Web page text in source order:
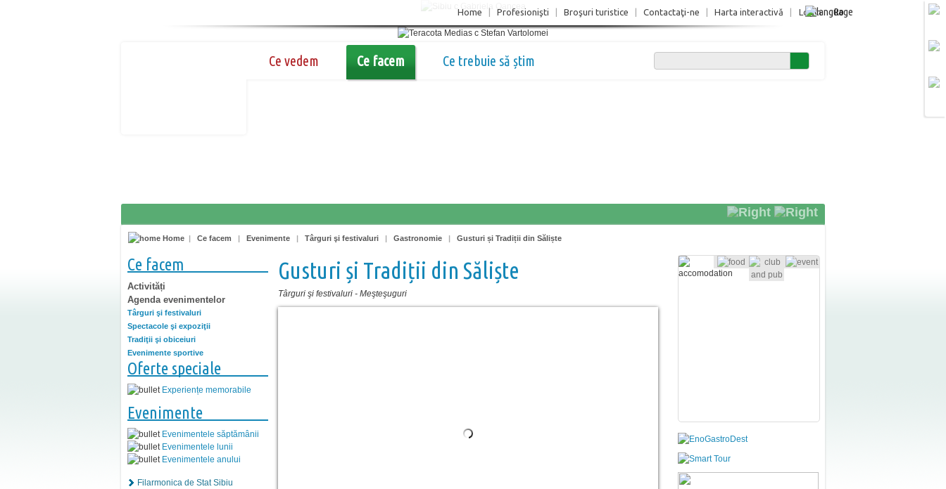
Login Ro
Home Profesionişti Broşuri turistice Contactaţi-ne Harta interactivă
Ce vedem Ce facem Ce trebuie să știm
Home | Ce facem | Evenimente | Târguri şi festivaluri | Gastronomie | Gusturi și Tradiții din Săliște
Ce facem
Activități
Agenda evenimentelor
Târguri şi festivaluri
Spectacole şi expoziţii
Tradiţii şi obiceiuri
Evenimente sportive
Oferte speciale
Experiențe memorabile
Evenimente
Evenimentele săptămânii
Evenimentele lunii
Evenimentele anului
Filarmonica de Stat Sibiu
Gusturi și Tradiții din Săliște
Târguri şi festivaluri - Meşteşuguri